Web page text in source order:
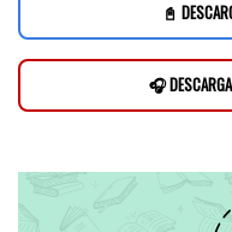
📓
🎧